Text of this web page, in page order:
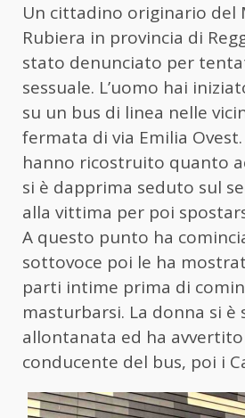
Un cittadino originario del
Rubiera in provincia di
stato denunciato per
sessuale. L’uomo hai
su un bus di linea nelle
fermata di via Emilia
hanno ricostruito quanto
si è dapprima seduto sul
alla vittima per poi
A questo punto ha
sottovoce poi le ha
parti intime prima di
masturbarsi. La donna si è
allontanata ed ha
conducente del bus, poi i